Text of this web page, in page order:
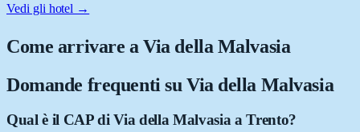
Vedi gli hotel →
Come arrivare aVia della Malvasia
Domande frequenti su Via della Malvasia
Qual è il CAP di Via della Malvasia a Trento?